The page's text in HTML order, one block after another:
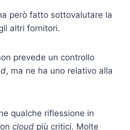
però fatto sottovalutare la
altri fornitori.
prevede un controllo
, ma ne ha uno relativo alla
qualche riflessione in
cloud più critici. Molte